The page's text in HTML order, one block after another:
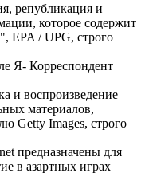
републикация и
которое содержит
EPA / UPG, строго
Я- Корреспондент
и воспроизведение
материалов,
Getty Images, строго
предназначены для
в азартных играх